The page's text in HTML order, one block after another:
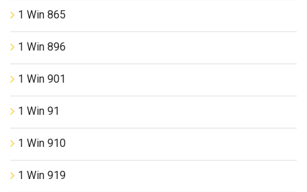
1 Win 865
1 Win 896
1 Win 901
1 Win 91
1 Win 910
1 Win 919